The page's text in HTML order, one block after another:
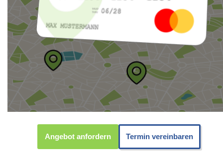
Angebot anfordern Termin vereinbaren